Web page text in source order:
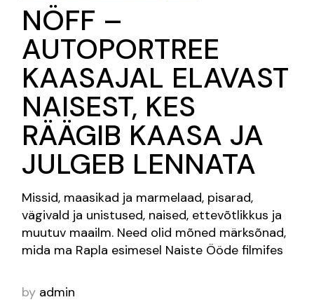
NÖFF –
AUTOPORTREE
KAASAJAL ELAVAST
NAISEST, KES
RÄÄGIB KAASA JA
JULGEB LENNATA
Missid, maasikad ja marmelaad, pisarad,
vägivald ja unistused, naised, ettevõtlikkus ja
muutuv maailm. Need olid mõned märksõnad,
mida ma Rapla esimesel Naiste Ööde filmifes
by admin